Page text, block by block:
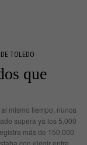
TOLEDO
que
mismo tiempo, nunca
supera ya los 5.000
más de 150.000
con elegir entre